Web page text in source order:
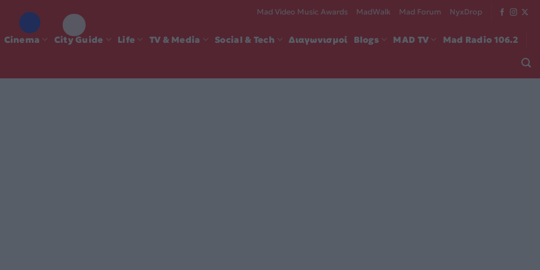
Mad Video Music Awards MadWalk Mad Forum NyxDrop
Cinema City Guide Life TV & Media Social & Tech Διαγωνισμοί Blogs MAD TV Mad Radio 106.2